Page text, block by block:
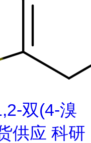
双(4-溴
供应 科研